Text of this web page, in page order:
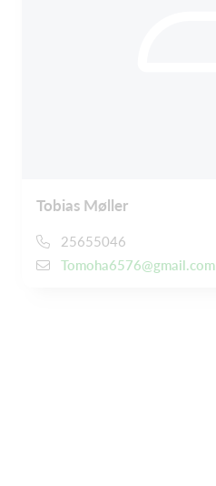
Tobias Møller
25655046
Tomoha6576@gmail.com